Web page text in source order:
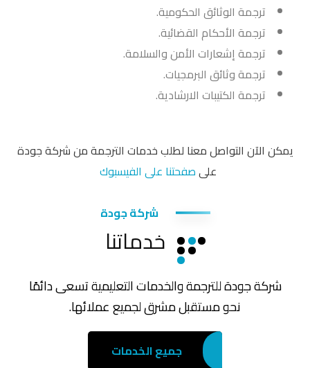
ترجمة الوثائق الحكومية.
ترجمة الأحكام القضائية.
ترجمة إشعارات الأمن والسلامة.
ترجمة وثائق البرمجيات.
ترجمة الكتيبات الارشادية.
يمكن الآن التواصل معنا لطلب خدمات الترجمة من شركة جودة
علىصفحتنا على الفيسبوك
شركة جودة
خدماتنا
شركة جودة للترجمة والخدمات التعليمية تسعى دائمًا
نحو مستقبل مشرق لجميع عملائها.
جميع الخدمات